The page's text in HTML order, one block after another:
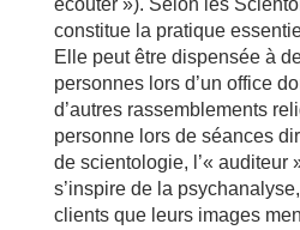
écouter »). Selon les
constitue la pratique
Elle peut être dispensée à
personnes lors d’un office
d’autres rassemblements
personne lors de séances
de scientologie, l’« auditeur
s’inspire de la
clients que leurs images